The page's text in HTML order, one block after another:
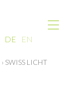
DE EN
› SWISS LICHT